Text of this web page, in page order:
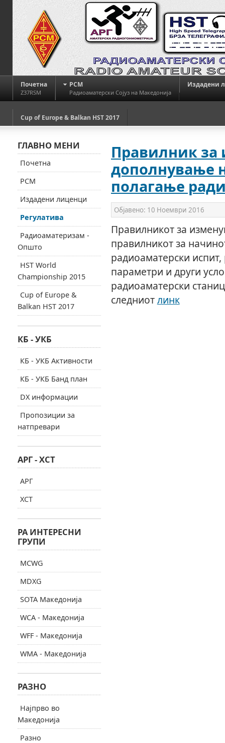
Почетна
Z37RSM
РСМ
Радиоаматерски Сојуз на Македонија
Издадени
Cup of Europe & Balkan HST 2017
Правилник
дополнување
полагање
Објавено: 10 Ноември 2016
Правилникот за
правилникот за
радиоаматерски
параметри и други
радиоаматерски
следниотлинк
ГЛАВНО МЕНИ
Почетна
РСМ
Издадени лиценци
Регулатива
Радиоаматеризам -
Општо
HST World
Championship 2015
Cup of Europe &
Balkan HST 2017
КБ - УКБ
КБ - УКБ Активности
КБ - УКБ Банд план
DX информации
Пропозиции за
натпревари
АРГ - ХСТ
АРГ
ХСТ
РА ИНТЕРЕСНИ
ГРУПИ
MCWG
MDXG
SOTA Македонија
WCA - Македонија
WFF - Македонија
WMA - Македонија
РАЗНО
Најпрво во
Македонија
Разно